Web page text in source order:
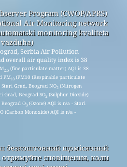
Program (CWOP/APRS)
Air Monitoring network
monitoring kvaliteta
vazduha)
Serbia Air Pollution
overall air quality index is 38
2.5(fine particulate matter) AQI is 38
PM10(PM10 (Respirable particulate
Grad, Beograd NO2 (Nitrogen
Grad, Beograd SO2 (Sulphur Dioxide)
O3 (Ozone) AQI is n/a - Stari
(Carbon Monoxide) AQI is n/a -
безкоштовний щомісячний
отримуйте сповіщення, коли